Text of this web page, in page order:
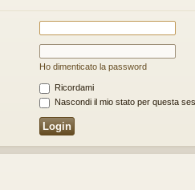
Ho dimenticato la password
Ricordami
Nascondi il mio stato per questa